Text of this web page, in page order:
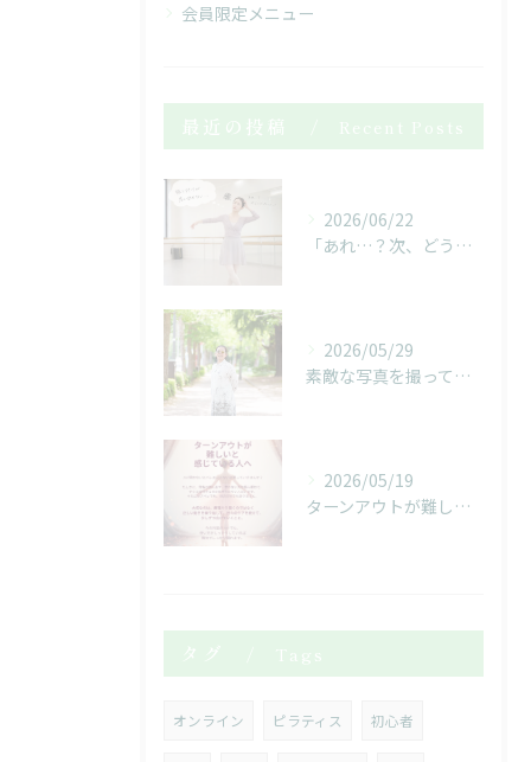
会員限定メニュー
最近の投稿 Recent Posts
2026/06/22
「あれ…？次、どうだったっけ…？」
2026/05/29
素敵な写真を撮っていただきました！
2026/05/19
ターンアウトが難しいと感じている人へ
タグ Tags
オンライン ピラティス 初心者